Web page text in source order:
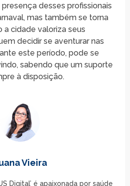
desses profissionais
mas também se torna
cidade valoriza seus
decidir se aventurar nas
este período, pode se
sabendo que um suporte
à disposição.
Vieira
Digital’ é apaixonada por saúde